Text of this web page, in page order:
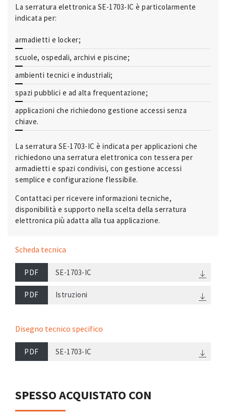
La serratura elettronica SE-1703-IC è particolarmente
indicata per:
armadietti e locker;
scuole, ospedali, archivi e piscine;
ambienti tecnici e industriali;
spazi pubblici e ad alta frequentazione;
applicazioni che richiedono gestione accessi senza
chiave.
La serratura SE-1703-IC è indicata per applicazioni che
richiedono una serratura elettronica con tessera per
armadietti e spazi condivisi, con gestione accessi
semplice e configurazione flessibile.
Contattaci per ricevere informazioni tecniche,
disponibilità e supporto nella scelta della serratura
elettronica più adatta alla tua applicazione.
Scheda tecnica
PDF SE-1703-IC
PDF Istruzioni
Disegno tecnico specifico
PDF SE-1703-IC
SPESSO ACQUISTATO CON